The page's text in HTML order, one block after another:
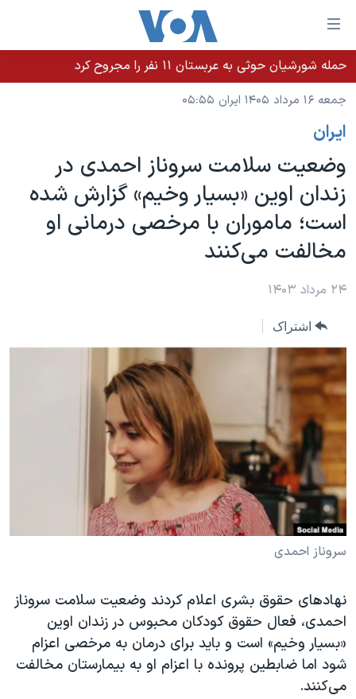
لینکهای
قابل
دسترسی
جهش
محتوای
اصلی
جهش
به
صفحه
اصلی
به
خانه
نسخه سبک وب‌سایت
موضوع ها
ایران
آمریکا
جهان
ورزشی
گزیده‌ها
فرهنگ و زندگی
حقوق شهروندی
اقتصادی
علم و فناوری
اسرائیل در جنگ
گالری عکس
برنامه های تلویزیونی
جدول برنامه ها
صفحه‌های ویژه
جام جهانی ۲۰۲۶
عملیات خشم حماسی
مستندها
انتخابات ریاست جمهوری آمریکا ۲۰۲۴
حمله جمهوری اسلامی به اسرائیل
رمز مهسا
ورزش زنان در ایران
اعتراضات زن، زندگی، آزادی
دادگاه حمید نوری
چهل سال گروگان‌گیری
قانون شفافیت دارائی کادر رهبری ایران
اعتراضات مردمی آبان ۹۸
فرکانس‌های صدای آمریکا
پخش رادیویی
یادگیری زبان انگلیسی
دنبال کنید
زبانهای مختلف
حمله شورشیان حوثی به عربستان ۱۱ نفر را مجروح کرد
جمعه ۱۶ مرداد ۱۴۰۵ ایران ۰۵:۵۵
ايران
وضعیت سلامت سروناز احمدی در
زندان اوین «بسیار وخیم» گزارش شده
است؛ ماموران با مرخصی درمانی او
مخالفت می‌کنند
۲۴ مرداد ۱۴۰۳
اشتراک
سروناز احمدی
نهادهای حقوق بشری اعلام کردند وضعیت سلامت سروناز
احمدی، فعال حقوق کودکان محبوس در زندان اوین
«بسیار وخیم» است و باید برای درمان به مرخصی اعزام
شود اما ضابطین پرونده با اعزام او به بیمارستان مخالفت
می‌کنند.